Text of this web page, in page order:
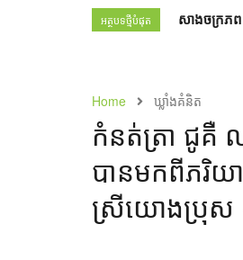
អត្ថបទថ្មីបំផុត កម្ចីឌីជីថលរ
Home ឃ្លាំង​គំនិត
កំនត់ត្រា ជូគឺ
បានមកពីភរិ
ស្រីយោងប្រុស